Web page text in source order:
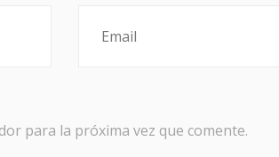
para la próxima vez que comente.